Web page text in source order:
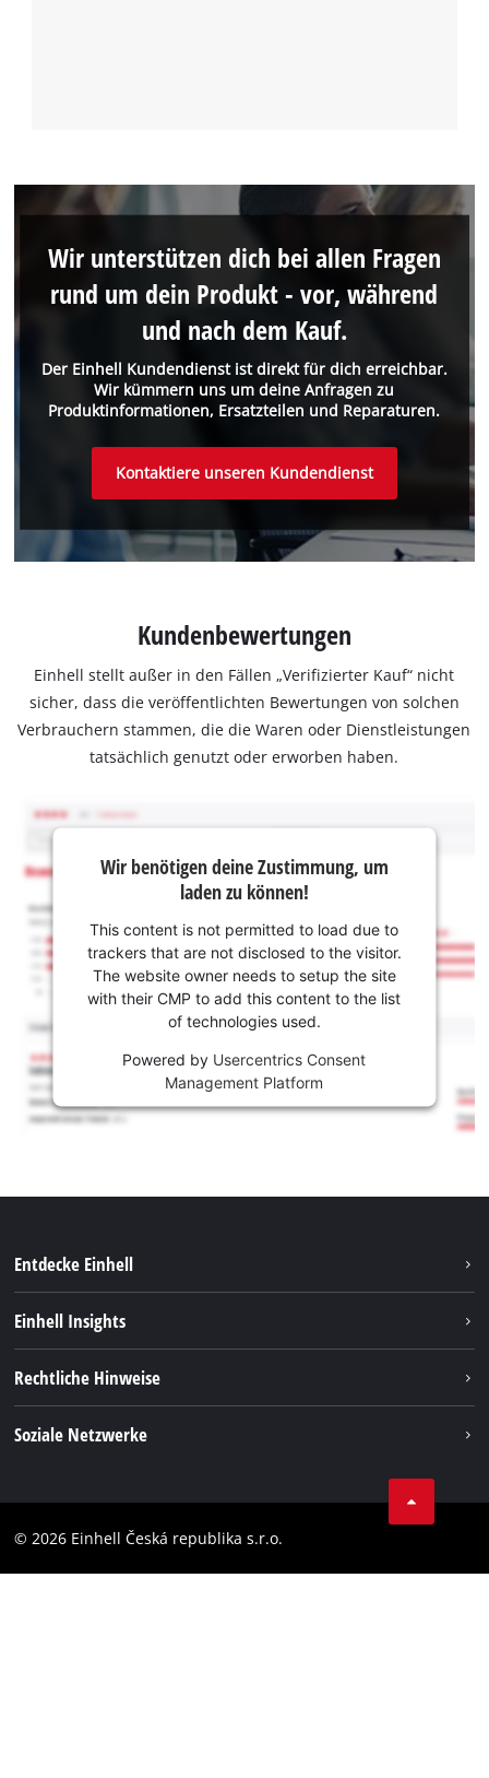
Der Einhell Kundendienst ist direkt für dich erreichbar.
Wir kümmern uns um deine Anfragen zu
Produktinformationen, Ersatzteilen und Reparaturen.
Wir unterstützen dich bei allen Fragen
rund um dein Produkt - vor, während
und nach dem Kauf.
Kontaktiere unseren Kundendienst
Kundenbewertungen
Einhell stellt außer in den Fällen „Verifizierter Kauf“ nicht
sicher, dass die veröffentlichten Bewertungen von solchen
Verbrauchern stammen, die die Waren oder Dienstleistungen
tatsächlich genutzt oder erworben haben.
Wir benötigen deine Zustimmung, um
laden zu können!
This content is not permitted to load due to
trackers that are not disclosed to the visitor.
The website owner needs to setup the site
with their CMP to add this content to the list
of technologies used.
Powered by Usercentrics Consent
Management Platform
Entdecke Einhell
Akkusystem
Einhell Insights
Rechtliche Hinweise
Barrierefreiheits-Erklärung
Soziale Netzwerke
Instagram
© 2026 Einhell Česká republika s.r.o.